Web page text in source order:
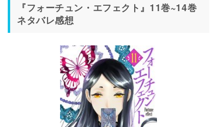
『フォーチュン・エフェクト』11巻~14巻
ネタバレ感想